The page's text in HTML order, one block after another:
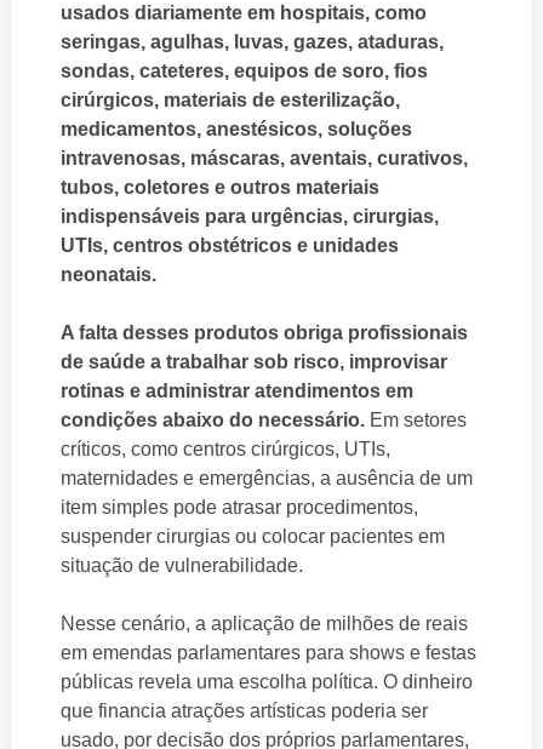
usados diariamente em hospitais, como
seringas, agulhas, luvas, gazes, ataduras,
sondas, cateteres, equipos de soro, fios
cirúrgicos, materiais de esterilização,
medicamentos, anestésicos, soluções
intravenosas, máscaras, aventais, curativos,
tubos, coletores e outros materiais
indispensáveis para urgências, cirurgias,
UTIs, centros obstétricos e unidades
neonatais.
A falta desses produtos obriga profissionais
de saúde a trabalhar sob risco, improvisar
rotinas e administrar atendimentos em
condições abaixo do necessário. Em setores
críticos, como centros cirúrgicos, UTIs,
maternidades e emergências, a ausência de um
item simples pode atrasar procedimentos,
suspender cirurgias ou colocar pacientes em
situação de vulnerabilidade.
Nesse cenário, a aplicação de milhões de reais
em emendas parlamentares para shows e festas
públicas revela uma escolha política. O dinheiro
que financia atrações artísticas poderia ser
usado, por decisão dos próprios parlamentares,